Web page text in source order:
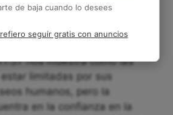
nos muestra cómo las
limitadas por sus
humanos, pero la
en la confianza en la
de baja cuando lo desees
seguir gratis con anuncios